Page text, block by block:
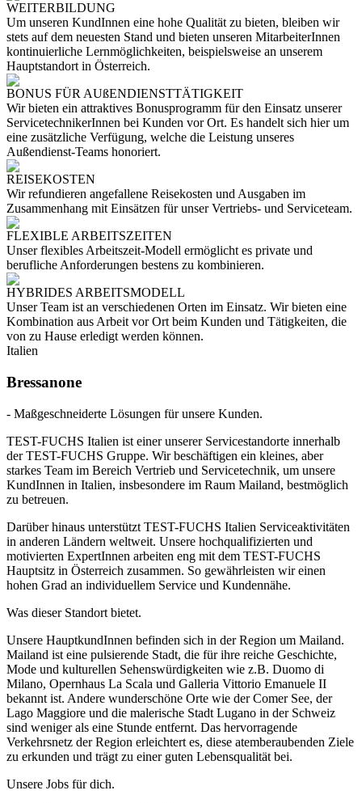
WEITERBILDUNG
Um unseren KundInnen eine hohe Qualität zu bieten, bleiben wir
stets auf dem neuesten Stand und bieten unseren MitarbeiterInnen
kontinuierliche Lernmöglichkeiten, beispielsweise an unserem
Hauptstandort in Österreich.
BONUS FÜR AUßENDIENSTTÄTIGKEIT
Wir bieten ein attraktives Bonusprogramm für den Einsatz unserer
ServicetechnikerInnen bei Kunden vor Ort. Es handelt sich hier um
eine zusätzliche Verfügung, welche die Leistung unseres
Außendienst-Teams honoriert.
REISEKOSTEN
Wir refundieren angefallene Reisekosten und Ausgaben im
Zusammenhang mit Einsätzen für unser Vertriebs- und Serviceteam.
FLEXIBLE ARBEITSZEITEN
Unser flexibles Arbeitszeit-Modell ermöglicht es private und
berufliche Anforderungen bestens zu kombinieren.
HYBRIDES ARBEITSMODELL
Unser Team ist an verschiedenen Orten im Einsatz. Wir bieten eine
Kombination aus Arbeit vor Ort beim Kunden und Tätigkeiten, die
von zu Hause erledigt werden können.
Italien
Bressanone
- Maßgeschneiderte Lösungen für unsere Kunden.
TEST-FUCHS Italien ist einer unserer Servicestandorte innerhalb
der TEST-FUCHS Gruppe. Wir beschäftigen ein kleines, aber
starkes Team im Bereich Vertrieb und Servicetechnik, um unsere
KundInnen in Italien, insbesondere im Raum Mailand, bestmöglich
zu betreuen.
Darüber hinaus unterstützt TEST-FUCHS Italien Serviceaktivitäten
in anderen Ländern weltweit. Unsere hochqualifizierten und
motivierten ExpertInnen arbeiten eng mit dem TEST-FUCHS
Hauptsitz in Österreich zusammen. So gewährleisten wir einen
hohen Grad an individuellem Service und Kundennähe.
Was dieser Standort bietet.
Unsere HauptkundInnen befinden sich in der Region um Mailand.
Mailand ist eine pulsierende Stadt, die für ihre reiche Geschichte,
Mode und kulturellen Sehenswürdigkeiten wie z.B. Duomo di
Milano, Opernhaus La Scala und Galleria Vittorio Emanuele II
bekannt ist. Andere wunderschöne Orte wie der Comer See, der
Lago Maggiore und die malerische Stadt Lugano in der Schweiz
sind weniger als eine Stunde entfernt. Das hervorragende
Verkehrsnetz der Region erleichtert es, diese atemberaubenden Ziele
zu erkunden und trägt zu einer guten Lebensqualität bei.
Unsere Jobs für dich.